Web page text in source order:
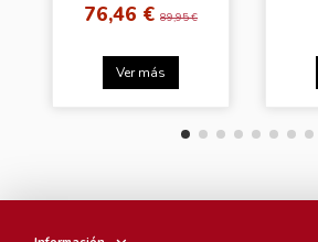
SEOUL DVD
76,46 €89,95 €
Ver más